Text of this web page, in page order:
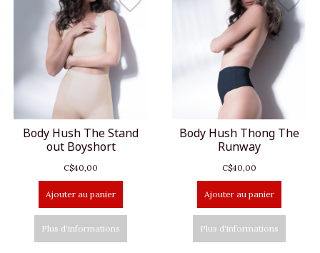
Body Hush The Stand
out Boyshort
C$40,00
Ajouter au panier
Plus d'informations
Body Hush Thong The
Runway
C$40,00
Ajouter au panier
Plus d'informations